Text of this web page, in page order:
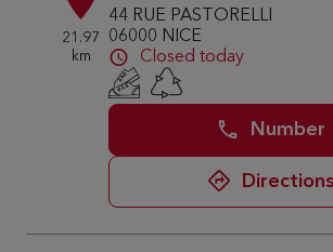
21.97
km
44 RUE PASTORELLI
06000 NICE
Closed today
Number
Directions